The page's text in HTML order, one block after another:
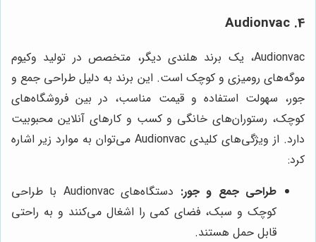
4. Audionvac
Audionvac، یک برند هلندی دیگر، متخصص در تولید وکیوم
موگه‌های رومیزی و کوچک است. این برند به دلیل طراحی جمع و
جور، سهولت استفاده و قیمت مناسب، در بین فروشگاه‌های
کوچک، رستوران‌های خانگی و کسب و کارهای آنلاین محبوبیت
دارد. از ویژگی‌های کلیدی Audionvac می‌توان به موارد زیر اشاره
کرد:
طراحی جمع و جور:
دستگاه‌های Audionvac با طراحی
کوچک و سبک، فضای کمی را اشغال می‌کنند و به راحتی
قابل حمل هستند.